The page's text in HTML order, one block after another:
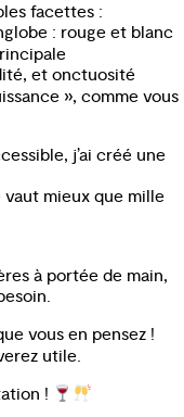
facettes :
: rouge et blanc
et onctuosité
», comme vous
j’ai créé une
mieux que mille
à portée de main,
vous en pensez !
utile.
!